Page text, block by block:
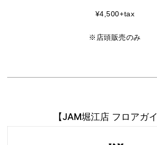
¥4,500+tax
※店頭販売のみ
【JAM堀江店 フロアガイ